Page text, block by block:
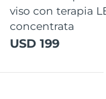
viso con terapia
concentrata
USD 199